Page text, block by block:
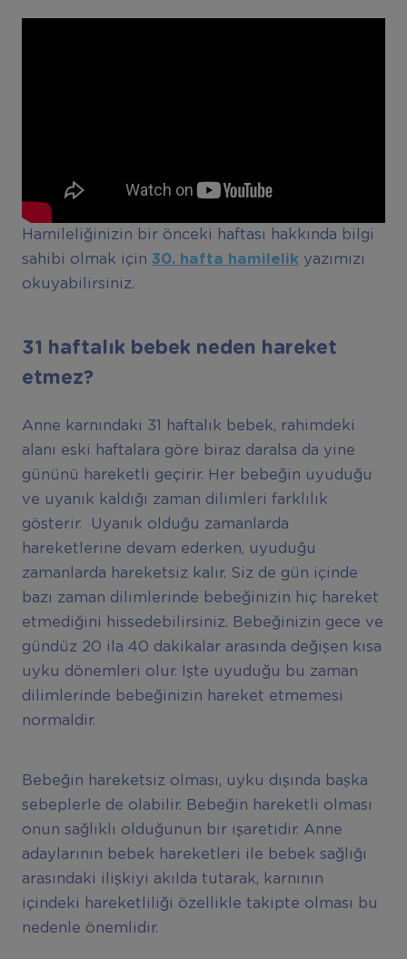
Hamileliğinizin bir önceki haftası hakkında bilgi
sahibi olmak için 30. hafta hamilelik yazımızı
okuyabilirsiniz.
31 haftalık bebek neden hareket
etmez?
Anne karnındaki 31 haftalık bebek, rahimdeki
alanı eski haftalara göre biraz daralsa da yine
gününü hareketli geçirir. Her bebeğin uyuduğu
ve uyanık kaldığı zaman dilimleri farklılık
gösterir. Uyanık olduğu zamanlarda
hareketlerine devam ederken, uyuduğu
zamanlarda hareketsiz kalır. Siz de gün içinde
bazı zaman dilimlerinde bebeğinizin hiç hareket
etmediğini hissedebilirsiniz. Bebeğinizin gece ve
gündüz 20 ila 40 dakikalar arasında değişen kısa
uyku dönemleri olur. İşte uyuduğu bu zaman
dilimlerinde bebeğinizin hareket etmemesi
normaldir.
Bebeğin hareketsiz olması, uyku dışında başka
sebeplerle de olabilir. Bebeğin hareketli olması
onun sağlıklı olduğunun bir işaretidir. Anne
adaylarının bebek hareketleri ile bebek sağlığı
arasındaki ilişkiyi akılda tutarak, karnının
içindeki hareketliliği özellikle takipte olması bu
nedenle önemlidir.